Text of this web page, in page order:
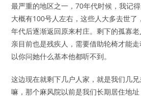
最严重的地区之一，70年代时候，我记
大概有100号人左右，这些人大多去世了
年代后逐渐返回原来村庄。剩下的孤寡
亲目前也是残疾人，需要借助轮椅才能
以你问她什么基本他都听不到。
这边现在就剩下几户人家，就是我们几
嘛，那个麻风院以前是我们长期居住地